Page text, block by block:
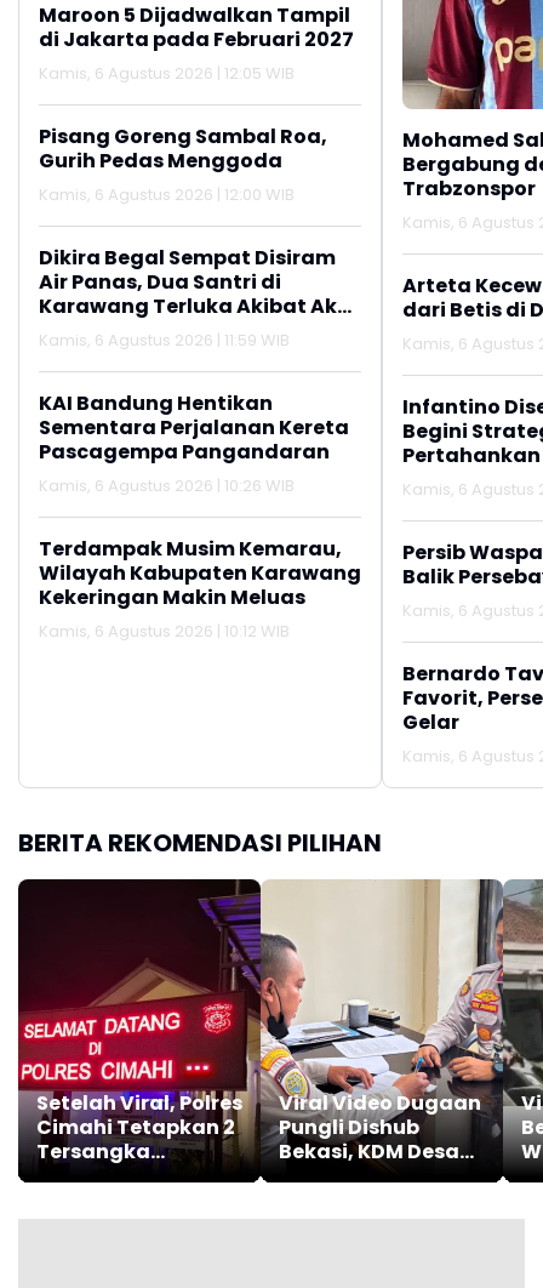
Maroon 5 Dijadwalkan Tampil
di Jakarta pada Februari 2027
Kamis, 6 Agustus 2026 | 12:05 WIB
Pisang Goreng Sambal Roa,
Gurih Pedas Menggoda
Kamis, 6 Agustus 2026 | 12:00 WIB
Dikira Begal Sempat Disiram
Air Panas, Dua Santri di
Karawang Terluka Akibat Aksi
Oknum Linmas
Kamis, 6 Agustus 2026 | 11:59 WIB
KAI Bandung Hentikan
Sementara Perjalanan Kereta
Pascagempa Pangandaran
Kamis, 6 Agustus 2026 | 10:26 WIB
Terdampak Musim Kemarau,
Wilayah Kabupaten Karawang
Kekeringan Makin Meluas
Kamis, 6 Agustus 2026 | 10:12 WIB
Mohamed
Bergabung
Trabzonspor
Kamis, 6 Agustus
Arteta
dari Betis di
Kamis, 6 Agustus
Infantino
Begini
Kamis, 6 Agustus
Persib
Balik
Kamis, 6 Agustus
Bernardo
Favorit,
Gelar
Kamis, 6 Agustus
BERITA REKOMENDASI PILIHAN
Setelah Viral, Polres
Cimahi Tetapkan 2
Tersangka
Penganiayaan
Tahun
Viral Video Dugaan
Pungli Dishub
Bekasi, KDM Desak
Sanksi Tegas